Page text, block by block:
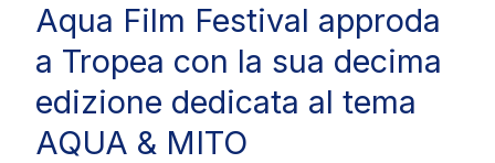
Aqua Film Festival approda
a Tropea con la sua decima
edizione dedicata al tema
AQUA & MITO